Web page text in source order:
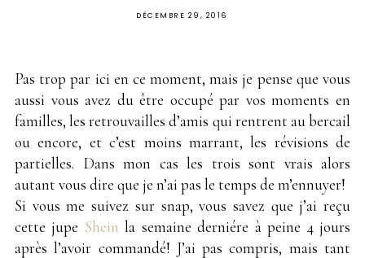
PUBLIÉ
DÉCEMBRE 29, 2016
Pas trop par ici en ce moment, mais je pense que vous
aussi vous avez du être occupé par vos moments en
familles, les retrouvailles d’amis qui rentrent au bercail
ou encore, et c’est moins marrant, les révisions de
partielles. Dans mon cas les trois sont vrais alors
autant vous dire que je n’ai pas le temps de m’ennuyer!
Si vous me suivez sur snap, vous savez que j’ai reçu
cette jupe Shein la semaine derniére à peine 4 jours
après l’avoir commandé! J’ai pas compris, mais tant